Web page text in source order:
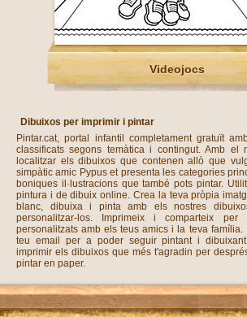
Videojocs
Dibuixos per imprimir i pintar
Pintar.cat, portal infantil completament gratuït
classificats segons temàtica i contingut. Amb el
localitzar els dibuixos que contenen allò que
simpàtic amic Pypus et presenta les categories
boniques il·lustracions que també pots pintar.
pintura i de dibuix online. Crea la teva pròpia
blanc, dibuixa i pinta amb els nostres
personalitzar-los. Imprimeix i comparteix
personalitzats amb els teus amics i la teva família.
teu email per a poder seguir pintant i
imprimir els dibuixos que més t'agradin per
pintar en paper.